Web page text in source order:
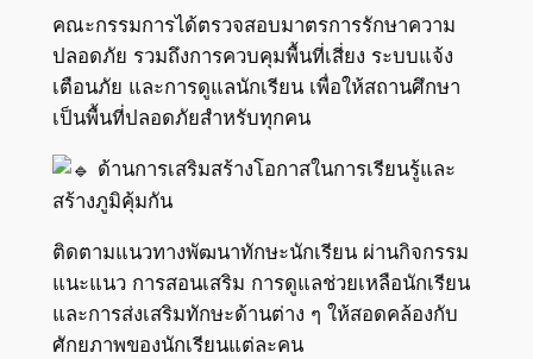
คณะกรรมการได้ตรวจสอบมาตรการรักษาความ
ปลอดภัย รวมถึงการควบคุมพื้นที่เสี่ยง ระบบแจ้ง
เตือนภัย และการดูแลนักเรียน เพื่อให้สถานศึกษา
เป็นพื้นที่ปลอดภัยสำหรับทุกคน
ด้านการเสริมสร้างโอกาสในการเรียนรู้และ
สร้างภูมิคุ้มกัน
ติดตามแนวทางพัฒนาทักษะนักเรียน ผ่านกิจกรรม
แนะแนว การสอนเสริม การดูแลช่วยเหลือนักเรียน
และการส่งเสริมทักษะด้านต่าง ๆ ให้สอดคล้องกับ
ศักยภาพของนักเรียนแต่ละคน